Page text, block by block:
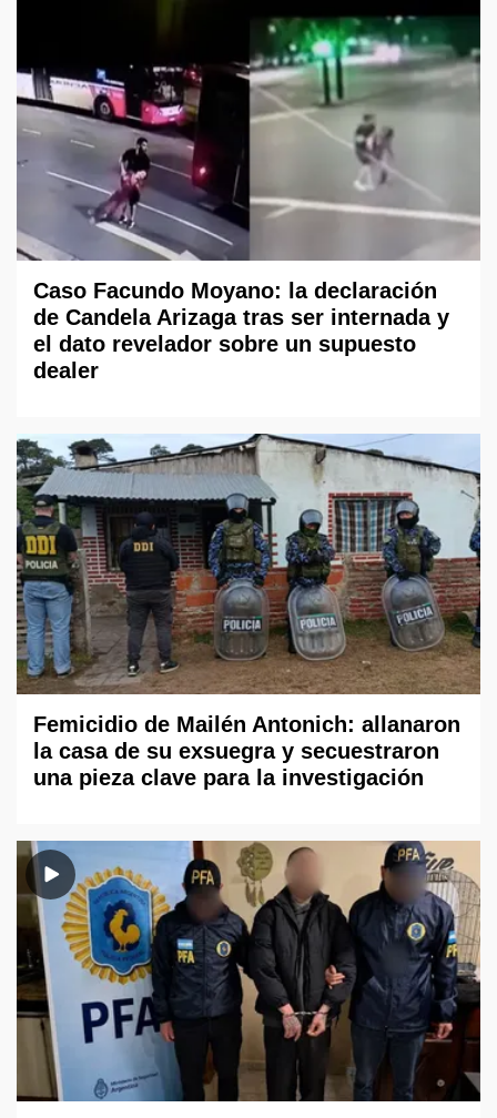
Caso Facundo Moyano: la declaración
de Candela Arizaga tras ser internada y
el dato revelador sobre un supuesto
dealer
Femicidio de Mailén Antonich: allanaron
la casa de su exsuegra y secuestraron
una pieza clave para la investigación